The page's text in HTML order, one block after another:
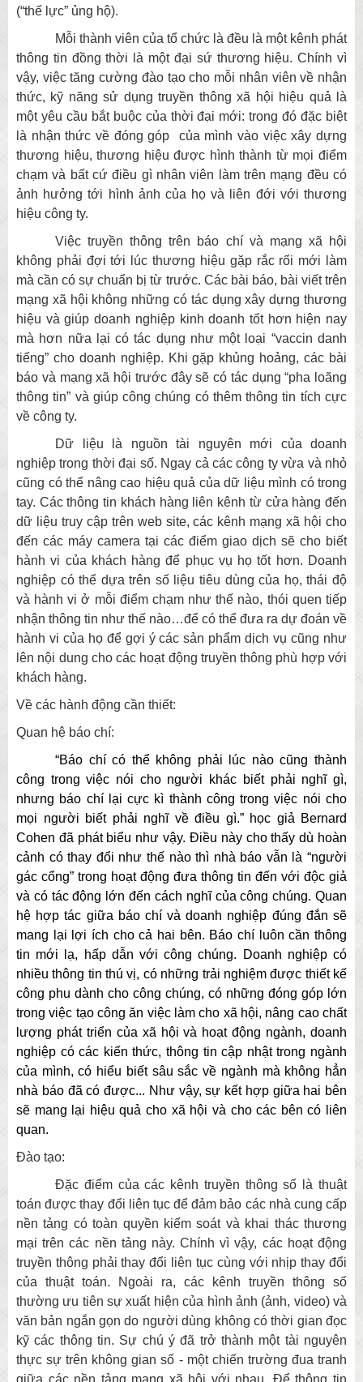
(“thế lực” ủng hộ).
Mỗi thành viên của tổ chức là đều là một kênh phát
thông tin đồng thời là một đại sứ thương hiệu. Chính vì
vậy, việc tăng cường đào tạo cho mỗi nhân viên về nhận
thức, kỹ năng sử dụng truyền thông xã hội hiệu quả là
một yêu cầu bắt buộc của thời đại mới: trong đó đặc biệt
là nhận thức về đóng góp của mình vào việc xây dựng
thương hiệu, thương hiệu được hình thành từ mọi điểm
chạm và bất cứ điều gì nhân viên làm trên mạng đều có
ảnh hưởng tới hình ảnh của họ và liên đới với thương
hiệu công ty.
Việc truyền thông trên báo chí và mạng xã hội
không phải đợi tới lúc thương hiệu gặp rắc rối mới làm
mà cần có sự chuẩn bị từ trước. Các bài báo, bài viết trên
mạng xã hội không những có tác dụng xây dựng thương
hiệu và giúp doanh nghiệp kinh doanh tốt hơn hiện nay
mà hơn nữa lại có tác dụng như một loại “vaccin danh
tiếng” cho doanh nghiệp. Khi gặp khủng hoảng, các bài
báo và mạng xã hội trước đây sẽ có tác dụng “pha loãng
thông tin” và giúp công chúng có thêm thông tin tích cực
về công ty.
Dữ liệu là nguồn tài nguyên mới của doanh
nghiệp trong thời đại số. Ngay cả các công ty vừa và nhỏ
cũng có thể nâng cao hiệu quả của dữ liệu mình có trong
tay. Các thông tin khách hàng liên kênh từ cửa hàng đến
dữ liệu truy cập trên web site, các kênh mạng xã hội cho
đến các máy camera tại các điểm giao dịch sẽ cho biết
hành vi của khách hàng để phục vụ họ tốt hơn. Doanh
nghiệp có thể dựa trên số liệu tiêu dùng của họ, thái độ
và hành vi ở mỗi điểm chạm như thế nào, thói quen tiếp
nhận thông tin như thế nào…để có thể đưa ra dự đoán về
hành vi của họ để gợi ý các sản phẩm dịch vụ cũng như
lên nội dung cho các hoạt động truyền thông phù hợp với
khách hàng.
Về các hành động cần thiết:
Quan hệ báo chí:
“Báo chí có thể không phải lúc nào cũng thành
công trong việc nói cho người khác biết phải nghĩ gì,
nhưng báo chí lại cực kì thành công trong việc nói cho
mọi người biết phải nghĩ về điều gì.” học giả Bernard
Cohen đã phát biểu như vậy. Điều này cho thấy dù hoàn
cảnh có thay đổi như thế nào thì nhà báo vẫn là “người
gác cổng” trong hoạt động đưa thông tin đến với độc giả
và có tác động lớn đến cách nghĩ của công chúng. Quan
hệ hợp tác giữa báo chí và doanh nghiệp đúng đắn sẽ
mang lại lợi ích cho cả hai bên. Báo chí luôn cần thông
tin mới lạ, hấp dẫn với công chúng. Doanh nghiệp có
nhiều thông tin thú vị, có những trải nghiệm được thiết kế
công phu dành cho công chúng, có những đóng góp lớn
trong việc tạo công ăn việc làm cho xã hội, nâng cao chất
lượng phát triển của xã hội và hoạt động ngành, doanh
nghiệp có các kiến thức, thông tin cập nhật trong ngành
của mình, có hiểu biết sâu sắc về ngành mà không hẳn
nhà báo đã có được... Như vậy, sự kết hợp giữa hai bên
sẽ mang lại hiệu quả cho xã hội và cho các bên có liên
quan.
Đào tạo:
Đặc điểm của các kênh truyền thông số là thuật
toán được thay đổi liên tục để đảm bảo các nhà cung cấp
nền tảng có toàn quyền kiểm soát và khai thác thương
mại trên các nền tảng này. Chính vì vậy, các hoạt động
truyền thông phải thay đổi liên tục cùng với nhịp thay đổi
của thuật toán. Ngoài ra, các kênh truyền thông số
thường ưu tiên sự xuất hiện của hình ảnh (ảnh, video) và
văn bản ngắn gọn do người dùng không có thời gian đọc
kỹ các thông tin. Sự chú ý đã trở thành một tài nguyên
thực sự trên không gian số - một chiến trường đua tranh
giữa các nền tảng mạng xã hội với nhau. Để thông tin